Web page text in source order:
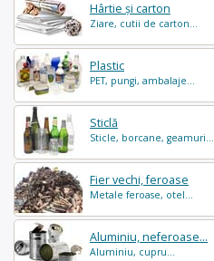
Hârtie și carton
Ziare, cutii de carton...
Plastic
PET, pungi, ambalaje...
Sticlă
Sticle, borcane, geamuri...
Fier vechi, feroase
Metale feroase, otel...
Aluminiu, neferoase...
Aluminiu, cupru...